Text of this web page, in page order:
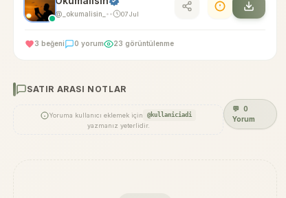
@_okumalisin_ • • 07 Jul
3 beğeni 0 yorum 23 görüntülenme
SATIR ARASI NOTLAR
Yoruma kullanıcı eklemek için @kullaniciadi
yazmanız yeterlidir.
💬 0
Yorum